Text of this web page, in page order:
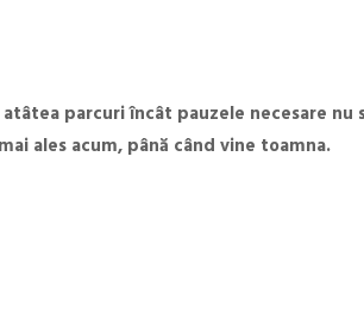
parcuri încât pauzele necesare nu
ales acum, până când vine toamna.